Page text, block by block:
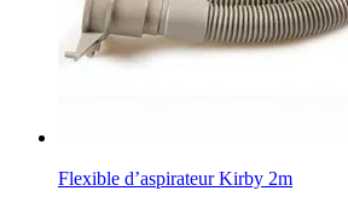
Flexible d’aspirateur Kirby 2m